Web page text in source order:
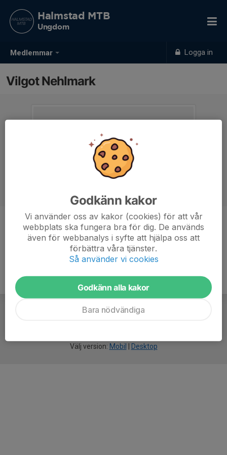
Medlemmar Logga in
Halmstad MTB
Ungdom
Vilgot Nehlmark
Ålder 12 år
Välj version: Mobil Desktop
Godkänn kakor
Vi använder oss av kakor (cookies) för att vår
webbplats ska fungera bra för dig. De används
även för webbanalys i syfte att hjälpa oss att
förbättra våra tjänster.
Så använder vi cookies
Godkänn alla kakor
Bara nödvändiga